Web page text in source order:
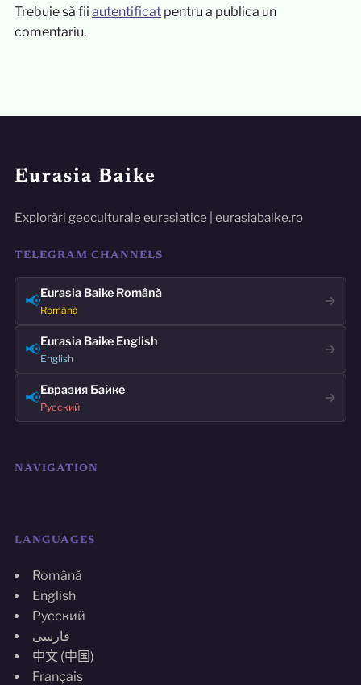
Trebuie să fii autentificatpentru a publica un
comentariu.
Eurasia Baike
Explorări geoculturale eurasiatice | eurasiabaike.ro
TELEGRAM CHANNELS
📢Eurasia Baike Română
Română
→
📢Eurasia Baike English
English
→
📢Евразия Байке
Русский
→
NAVIGATION
LANGUAGES
Română
English
Русский
فارسی
中文 (中国)
Français